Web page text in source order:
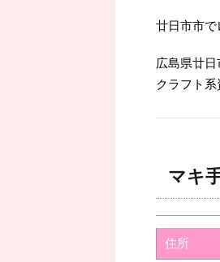
廿日市市で
広島県廿
クラフト系
マキ
住所